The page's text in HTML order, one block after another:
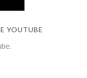
YOUTUBE